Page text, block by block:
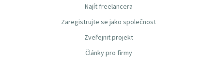
Najít freelancera
Zaregistrujte se jako společnost
Zveřejnit projekt
Články pro firmy